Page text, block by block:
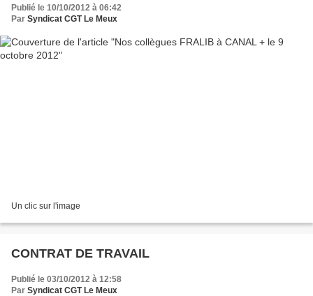
Publié le 10/10/2012 à 06:42
Par Syndicat CGT Le Meux
Un clic sur l'image
CONTRAT DE TRAVAIL
Publié le 03/10/2012 à 12:58
Par Syndicat CGT Le Meux